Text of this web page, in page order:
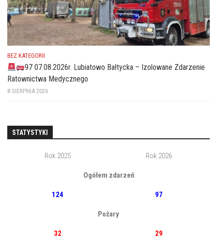
BEZ KATEGORII
97 07.08.2026r. Lubiatowo Bałtycka – Izolowane Zdarzenie
Ratownictwa Medycznego
8 SIERPNIA 2026
STATYSTYKI
Rok 2025 Rok 2026
Ogółem zdarzeń
124 97
Pożary
32 29